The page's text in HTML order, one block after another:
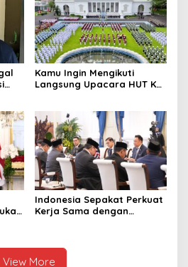
1,1 Ton Rp119 Miliar
Dimusnahkan
Kamu Ingin Mengikuti
Langsung Upacara HUT Ke-
Pendaftaran Resminya di
Sini
Indonesia Sepakat Perkuat
Kerja Sama dengan
View More